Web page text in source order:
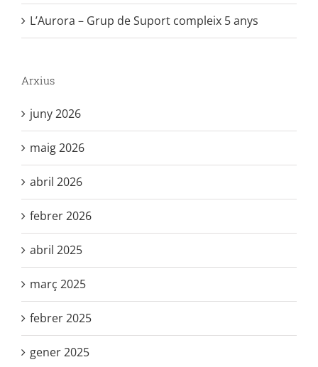
L’Aurora – Grup de Suport compleix 5 anys
Arxius
juny 2026
maig 2026
abril 2026
febrer 2026
abril 2025
març 2025
febrer 2025
gener 2025